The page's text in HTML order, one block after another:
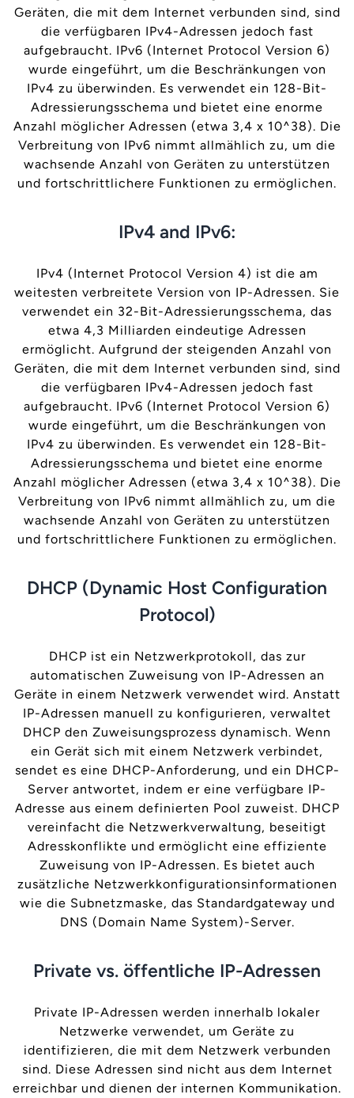
Geräten, die mit dem Internet verbunden sind, sind
die verfügbaren IPv4-Adressen jedoch fast
aufgebraucht. IPv6 (Internet Protocol Version 6)
wurde eingeführt, um die Beschränkungen von
IPv4 zu überwinden. Es verwendet ein 128-Bit-
Adressierungsschema und bietet eine enorme
Anzahl möglicher Adressen (etwa 3,4 x 10^38). Die
Verbreitung von IPv6 nimmt allmählich zu, um die
wachsende Anzahl von Geräten zu unterstützen
und fortschrittlichere Funktionen zu ermöglichen.
IPv4 and IPv6:
IPv4 (Internet Protocol Version 4) ist die am
weitesten verbreitete Version von IP-Adressen. Sie
verwendet ein 32-Bit-Adressierungsschema, das
etwa 4,3 Milliarden eindeutige Adressen
ermöglicht. Aufgrund der steigenden Anzahl von
Geräten, die mit dem Internet verbunden sind, sind
die verfügbaren IPv4-Adressen jedoch fast
aufgebraucht. IPv6 (Internet Protocol Version 6)
wurde eingeführt, um die Beschränkungen von
IPv4 zu überwinden. Es verwendet ein 128-Bit-
Adressierungsschema und bietet eine enorme
Anzahl möglicher Adressen (etwa 3,4 x 10^38). Die
Verbreitung von IPv6 nimmt allmählich zu, um die
wachsende Anzahl von Geräten zu unterstützen
und fortschrittlichere Funktionen zu ermöglichen.
DHCP (Dynamic Host Configuration
Protocol)
DHCP ist ein Netzwerkprotokoll, das zur
automatischen Zuweisung von IP-Adressen an
Geräte in einem Netzwerk verwendet wird. Anstatt
IP-Adressen manuell zu konfigurieren, verwaltet
DHCP den Zuweisungsprozess dynamisch. Wenn
ein Gerät sich mit einem Netzwerk verbindet,
sendet es eine DHCP-Anforderung, und ein DHCP-
Server antwortet, indem er eine verfügbare IP-
Adresse aus einem definierten Pool zuweist. DHCP
vereinfacht die Netzwerkverwaltung, beseitigt
Adresskonflikte und ermöglicht eine effiziente
Zuweisung von IP-Adressen. Es bietet auch
zusätzliche Netzwerkkonfigurationsinformationen
wie die Subnetzmaske, das Standardgateway und
DNS (Domain Name System)-Server.
Private vs. öffentliche IP-Adressen
Private IP-Adressen werden innerhalb lokaler
Netzwerke verwendet, um Geräte zu
identifizieren, die mit dem Netzwerk verbunden
sind. Diese Adressen sind nicht aus dem Internet
erreichbar und dienen der internen Kommunikation.